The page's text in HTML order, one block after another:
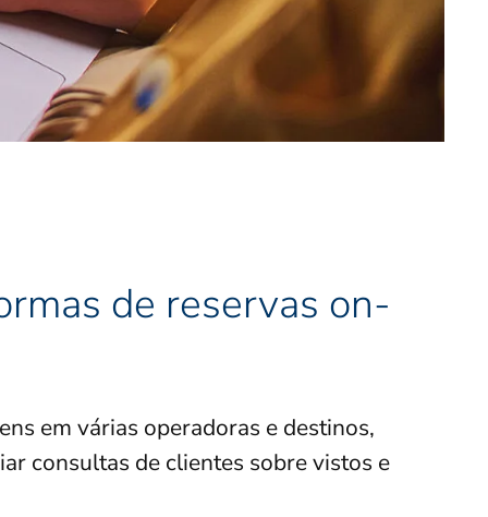
de reservas on-
em várias operadoras e destinos,
consultas de clientes sobre vistos e